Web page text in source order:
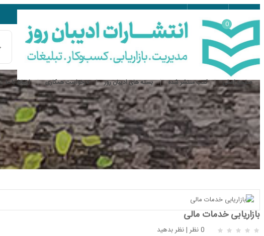
0
صفحه اصلی کتب منتشر شده بسته های ادیبان روز درخواست همکاری ارتباط با ما
بازاریابی خدمات مالی
0 نظر |نظر بدهید